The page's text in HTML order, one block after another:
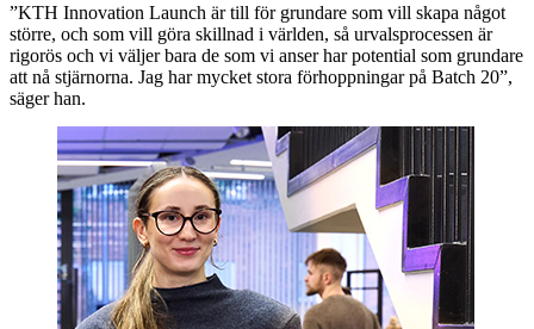
”KTH Innovation Launch är till för grundare som vill skapa något
större, och som vill göra skillnad i världen, så urvalsprocessen är
rigorös och vi väljer bara de som vi anser har potential som grundare
att nå stjärnorna. Jag har mycket stora förhoppningar på Batch 20”,
säger han.